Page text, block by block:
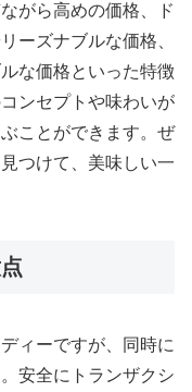
がら高めの価格、ド
ーズナブルな価格、
な価格といった特徴
ンセプトや味わいが
ことができます。ぜ
つけて、美味しい一
ィーですが、同時に
安全にトランザクシ